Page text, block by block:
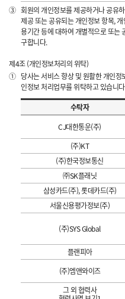
③ 회원의 개인정보를 제공하거나 공유
제공 또는 공유되는 개인정보 항목,
용기간 등에 대하여 개별적으로 또는
구합니다.
제4조 (개인정보처리의 위탁)
① 당사는 서비스 향상 및 원활한 개인
인정보 처리업무를 위탁하고 있습니
수탁자
CJ대한통운(주)
(주)KT
(주)한국정보통신
㈜SK플래닛
삼성카드(주), 롯데카드(주)
서울신용평가정보(주)
(주)SYS Global
플랜피아
(주)엠앤와이즈
그 외 협력사